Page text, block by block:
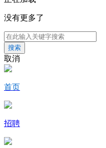
没有更多了
搜索
取消
首页
招聘